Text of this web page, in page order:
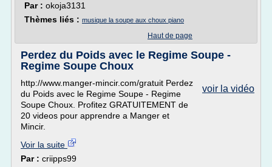
Par : okoja3131
Thèmes liés : musique la soupe aux choux piano
Haut de page
Perdez du Poids avec le Regime Soupe -
Regime Soupe Choux
voir la vidéo
http://www.manger-mincir.com/gratuit Perdez
du Poids avec le Regime Soupe - Regime
Soupe Choux. Profitez GRATUITEMENT de
20 videos pour apprendre a Manger et
Mincir.
Voir la suite
Par : criipps99